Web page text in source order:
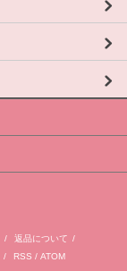
/ 返品について /
/ RSS / ATOM